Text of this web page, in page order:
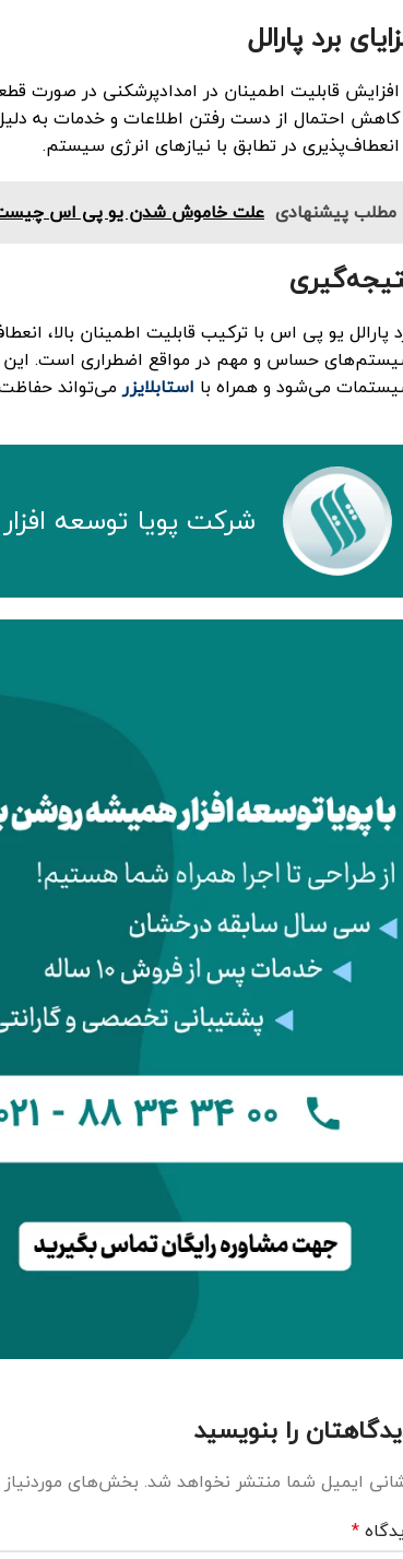
برد پارالل
قابلیت اطمینان در امدادپرشکنی در صورت
احتمال از دست رفتن اطلاعات و خدمات به
در تطابق با نیازهای انرژی سیستم.
مطلب پیشنهادی علت خاموش شدن یو پی اس
پارالل یو پی اس با ترکیب قابلیت اطمینان بالا،
حساس و مهم در مواقع اضطراری است. این
می‌شود و همراه با استابلایزرمی‌تواند حفاظت
شركت پويا توسعه افزار
را بنویسید
ایمیل شما منتشر نخواهد شد. بخش‌های
*